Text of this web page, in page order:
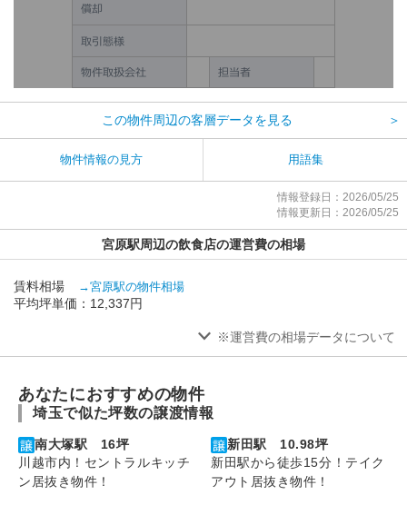
この物件周辺の客層データを見る ＞
物件情報の見方 用語集
情報登録日：2026/05/25
情報更新日：2026/05/25
宮原駅周辺の飲食店の運営費の相場
賃料相場 →宮原駅の物件相場
平均坪単価：12,337円
※運営費の相場データについて
あなたにおすすめの物件
埼玉で似た坪数の譲渡情報
南大塚駅 16坪
川越市内！セントラルキッチ
ン居抜き物件！
新田駅 10.98坪
新田駅から徒歩15分！テイク
アウト居抜き物件！